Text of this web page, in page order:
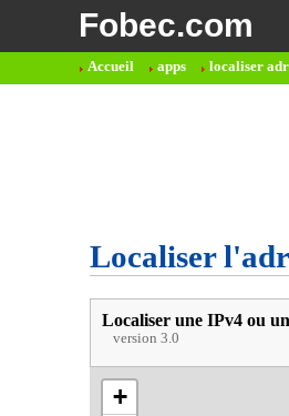
Fobec.com
Accueil apps localiser
Localiser
Localiser une IPv4 ou
version 3.0
+